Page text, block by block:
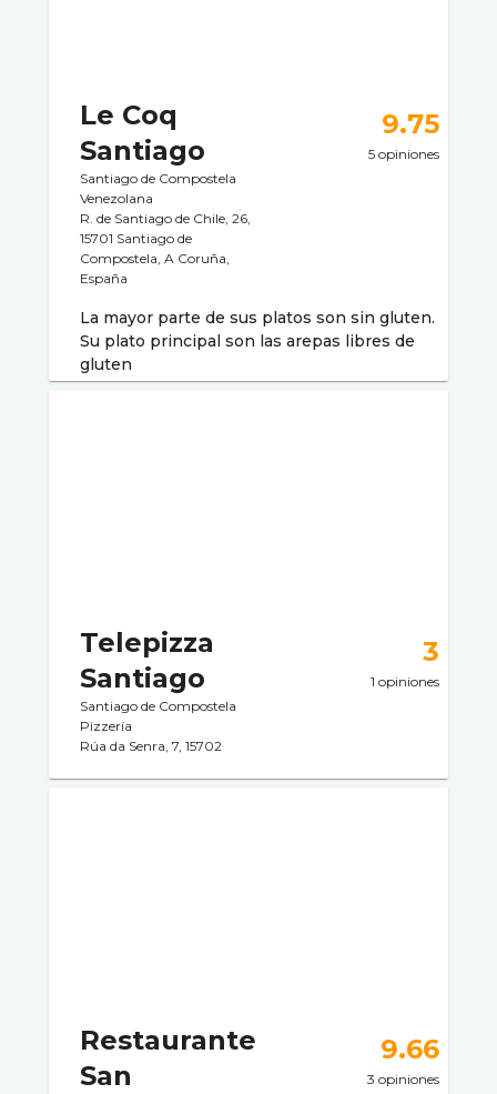
Le Coq
Santiago
Santiago de Compostela
Venezolana
R. de Santiago de Chile, 26,
15701 Santiago de
Compostela, A Coruña,
España
9.75
5 opiniones
La mayor parte de sus platos son sin gluten.
Su plato principal son las arepas libres de
gluten
Telepizza
Santiago
Santiago de Compostela
Pizzerí­a
Rúa da Senra, 7, 15702
3
1 opiniones
Restaurante
San
9.66
3 opiniones